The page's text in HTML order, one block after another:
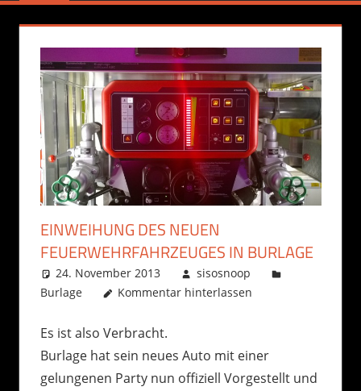
EINWEIHUNG DES NEUEN
FEUERWEHRFAHRZEUGES IN BURLAGE
24. November 2013
sisosnoop
Burlage
Kommentar hinterlassen
Es ist also Verbracht.
Burlage hat sein neues Auto mit einer
gelungenen Party nun offiziell Vorgestellt und